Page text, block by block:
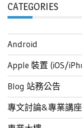
CATEGORIES
Android
Apple 裝置 (iOS/
Blog 站務公告
專文討論&專業講座